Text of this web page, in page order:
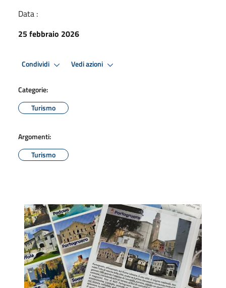
Data :
25 febbraio 2026
Condividi Vedi azioni
Categorie:
Turismo
Argomenti:
Turismo